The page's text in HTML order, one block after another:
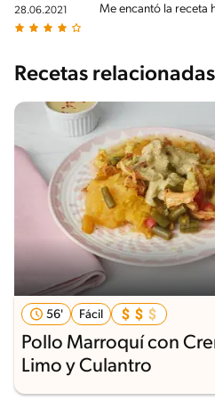
28.06.2021 Me encantó la receta
Recetas relacionadas
56' Fácil
Pollo Marroquí con
Limo y Culantro